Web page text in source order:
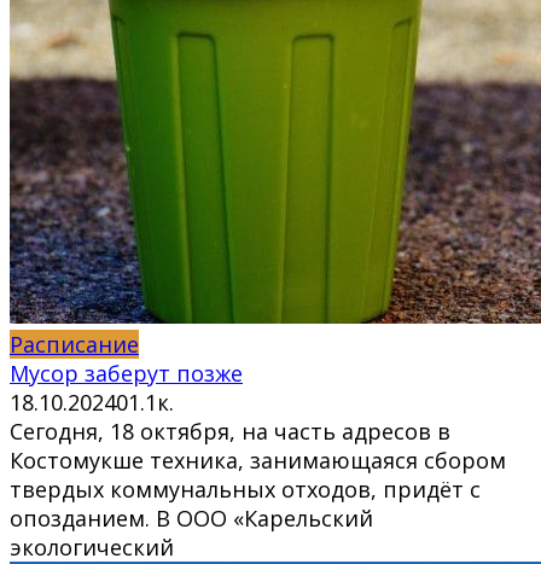
Расписание
Мусор заберут позже
18.10.202401.1к.
Сегодня, 18 октября, на часть адресов в
Костомукше техника, занимающаяся сбором
твердых коммунальных отходов, придёт с
опозданием. В ООО «Карельский
экологический